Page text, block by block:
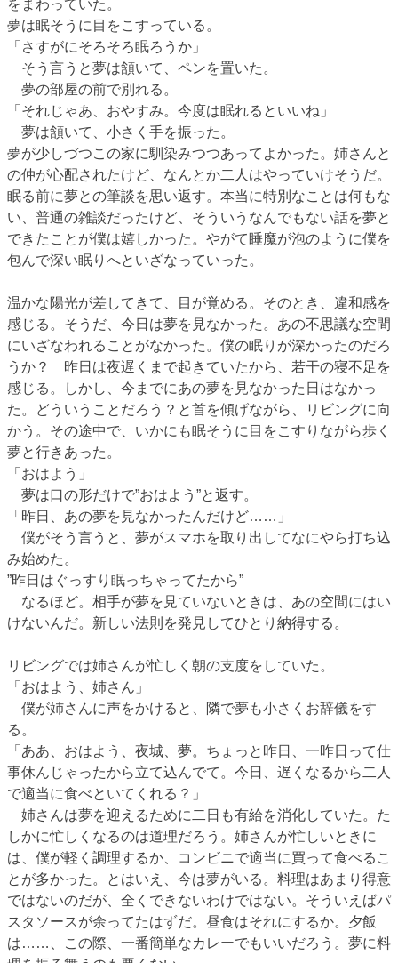
をまわっていた。
夢は眠そうに目をこすっている。
「さすがにそろそろ眠ろうか」
そう言うと夢は頷いて、ペンを置いた。
夢の部屋の前で別れる。
「それじゃあ、おやすみ。今度は眠れるといいね」
夢は頷いて、小さく手を振った。
夢が少しづつこの家に馴染みつつあってよかった。姉さんと
の仲が心配されたけど、なんとか二人はやっていけそうだ。
眠る前に夢との筆談を思い返す。本当に特別なことは何もな
い、普通の雑談だったけど、そういうなんでもない話を夢と
できたことが僕は嬉しかった。やがて睡魔が泡のように僕を
包んで深い眠りへといざなっていった。
温かな陽光が差してきて、目が覚める。そのとき、違和感を
感じる。そうだ、今日は夢を見なかった。あの不思議な空間
にいざなわれることがなかった。僕の眠りが深かったのだろ
うか？ 昨日は夜遅くまで起きていたから、若干の寝不足を
感じる。しかし、今までにあの夢を見なかった日はなかっ
た。どういうことだろう？と首を傾げながら、リビングに向
かう。その途中で、いかにも眠そうに目をこすりながら歩く
夢と行きあった。
「おはよう」
夢は口の形だけで”おはよう”と返す。
「昨日、あの夢を見なかったんだけど……」
僕がそう言うと、夢がスマホを取り出してなにやら打ち込
み始めた。
”昨日はぐっすり眠っちゃってたから”
なるほど。相手が夢を見ていないときは、あの空間にはい
けないんだ。新しい法則を発見してひとり納得する。
リビングでは姉さんが忙しく朝の支度をしていた。
「おはよう、姉さん」
僕が姉さんに声をかけると、隣で夢も小さくお辞儀をす
る。
「ああ、おはよう、夜城、夢。ちょっと昨日、一昨日って仕
事休んじゃったから立て込んでて。今日、遅くなるから二人
で適当に食べといてくれる？」
姉さんは夢を迎えるために二日も有給を消化していた。た
しかに忙しくなるのは道理だろう。姉さんが忙しいときに
は、僕が軽く調理するか、コンビニで適当に買って食べるこ
とが多かった。とはいえ、今は夢がいる。料理はあまり得意
ではないのだが、全くできないわけではない。そういえばパ
スタソースが余ってたはずだ。昼食はそれにするか。夕飯
は……、この際、一番簡単なカレーでもいいだろう。夢に料